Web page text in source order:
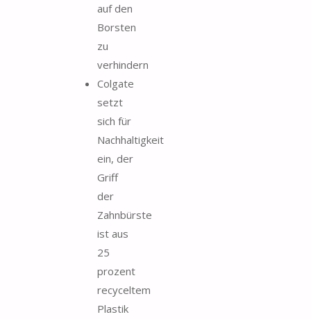
auf den
Borsten
zu
verhindern
Colgate
setzt
sich für
Nachhaltigkeit
ein, der
Griff
der
Zahnbürste
ist aus
25
prozent
recyceltem
Plastik